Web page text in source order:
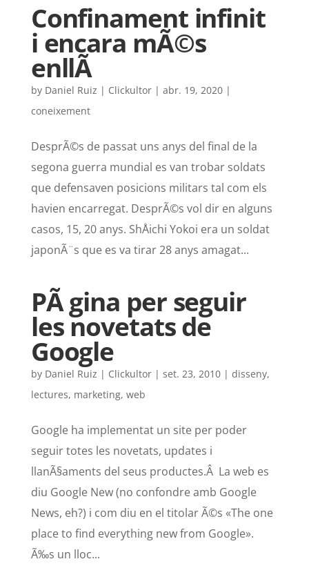
Confinament infinit
i encara mÃ©s
enllÃ
by Daniel Ruiz | Clickultor| abr. 19, 2020|
coneixement
DesprÃ©s de passat uns anys del final de la
segona guerra mundial es van trobar soldats
que defensaven posicions militars tal com els
havien encarregat. DesprÃ©s vol dir en alguns
casos, 15, 20 anys. ShÅichi Yokoi era un soldat
japonÃ¨s que es va tirar 28 anys amagat...
PÃ gina per seguir
les novetats de
Google
by Daniel Ruiz | Clickultor| set. 23, 2010| disseny,
lectures, marketing, web
Google ha implementat un site per poder
seguir totes les novetats, updates i
llanÃ§aments del seus productes.Â La web es
diu Google New (no confondre amb Google
News, eh?) i com diu en el titolar Ã©s «The one
place to find everything new from Google».
Ã‰s un lloc...